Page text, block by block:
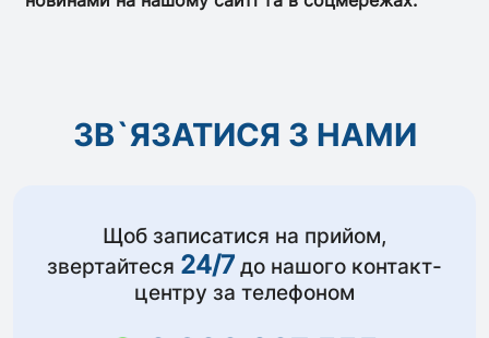
ЗВ`ЯЗАТИСЯ З НАМИ
Щоб записатися на прийом,
звертайтеся 24/7 до нашого контакт-
центру за телефоном